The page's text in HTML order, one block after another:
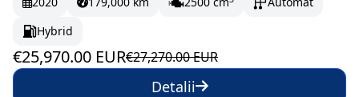
Hybrid
€25,970.00 EUR€27,270.00 EUR
Detalii